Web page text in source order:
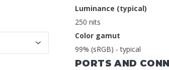
Luminance (typical)
250 nits
Color gamut
99% (sRGB) - typical
PORTS AND